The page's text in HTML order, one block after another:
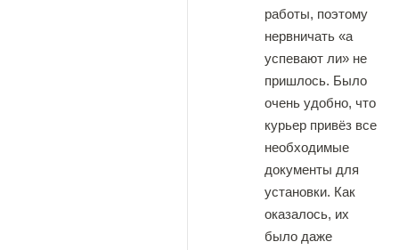
работы, поэтому
нервничать «а
успевают ли» не
пришлось. Было
очень удобно, что
курьер привёз все
необходимые
документы для
установки. Как
оказалось, их
было даже